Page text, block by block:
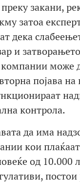
закани,
затоа
дека
и
може
појава на
контрола.
да има
кои
од 10.000